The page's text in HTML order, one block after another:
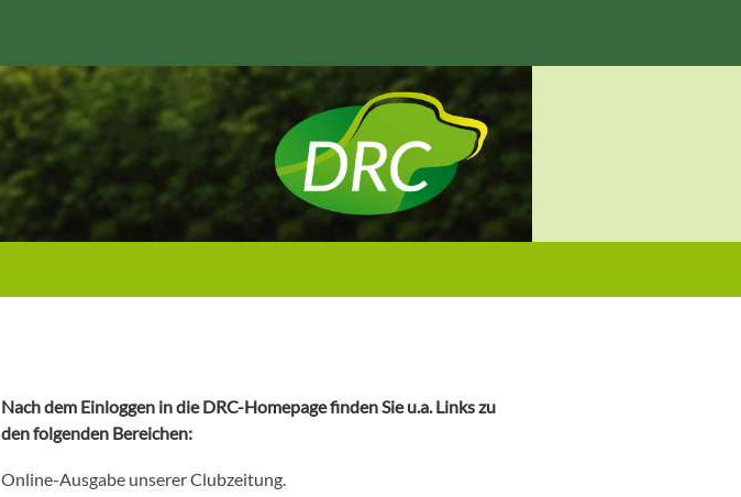
Nach dem Einloggen in die DRC-Homepage finden Sie u.a. Links zu
den folgenden Bereichen:
Online-Ausgabe unserer Clubzeitung.